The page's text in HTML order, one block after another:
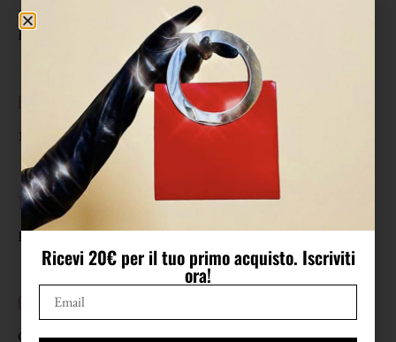
Cintura in whips testa di moro con fibbia rettangolare oro e argento.
Fodera in pelle in tinta.
1970
TAGLIA
Riporta misura 90
CONDIZIONI
Condizioni eccellenti
Ricevi 20€ per il tuo primo acquisto. Iscriviti
ora!